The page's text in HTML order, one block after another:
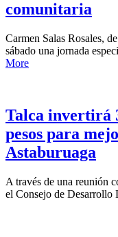
comunitaria
Carmen Salas Rosales,
sábado una jornada
More
Talca invertirá
pesos para
Astaburuaga
A través de una reunión
el Consejo de